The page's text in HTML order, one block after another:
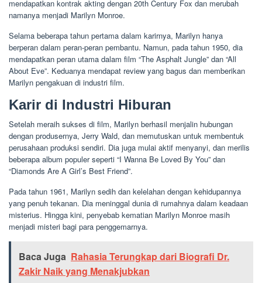
mendapatkan kontrak akting dengan 20th Century Fox dan merubah
namanya menjadi Marilyn Monroe.
Selama beberapa tahun pertama dalam karirnya, Marilyn hanya
berperan dalam peran-peran pembantu. Namun, pada tahun 1950, dia
mendapatkan peran utama dalam film “The Asphalt Jungle” dan “All
About Eve”. Keduanya mendapat review yang bagus dan memberikan
Marilyn pengakuan di industri film.
Karir di Industri Hiburan
Setelah meraih sukses di film, Marilyn berhasil menjalin hubungan
dengan produsernya, Jerry Wald, dan memutuskan untuk membentuk
perusahaan produksi sendiri. Dia juga mulai aktif menyanyi, dan merilis
beberapa album populer seperti “I Wanna Be Loved By You” dan
“Diamonds Are A Girl’s Best Friend”.
Pada tahun 1961, Marilyn sedih dan kelelahan dengan kehidupannya
yang penuh tekanan. Dia meninggal dunia di rumahnya dalam keadaan
misterius. Hingga kini, penyebab kematian Marilyn Monroe masih
menjadi misteri bagi para penggemarnya.
Baca Juga Rahasia Terungkap dari Biografi Dr.
Zakir Naik yang Menakjubkan